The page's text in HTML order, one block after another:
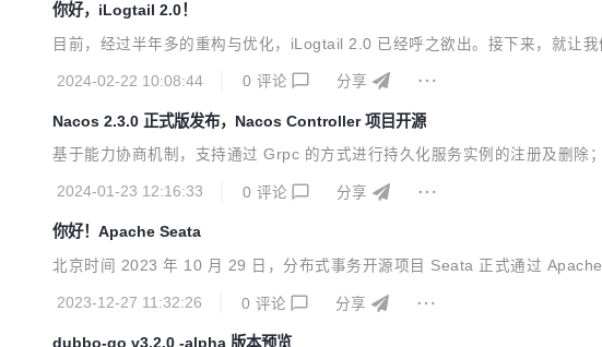
你好，iLogtail 2.0！
目前，经过半年多的重构与优化，iLogtail 2.0 已经呼之欲出。接下来，就让
2024-02-22 10:08:44 0 评论 分享
Nacos 2.3.0 正式版发布，Nacos Controller 项目开源
基于能力协商机制，支持通过 Grpc 的方式进行持久化服务实例的注册及删除
2024-01-23 12:16:33 0 评论 分享
你好！Apache Seata
北京时间 2023 年 10 月 29 日，分布式事务开源项目 Seata 正式通过
2023-12-27 11:32:26 0 评论 分享
dubbo-go v3.2.0 -alpha 版本预览